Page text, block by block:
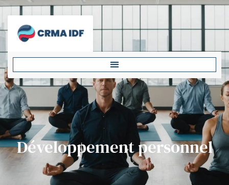
Développement personnel